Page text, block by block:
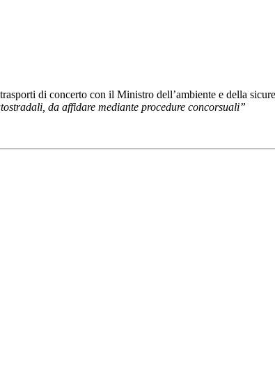
di concerto con il Ministro dell’ambiente e della
da affidare mediante procedure concorsuali”